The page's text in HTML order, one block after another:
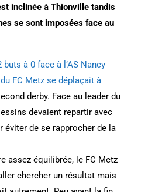
inclinée à Thionville tandis
se sont imposées face au
à 0 face à l’AS Nancy
FC Metz se déplaçait à
derby. Face au leader du
devaient repartir avec
éviter de se rapprocher de la
assez équilibrée, le FC Metz
chercher un résultat mais